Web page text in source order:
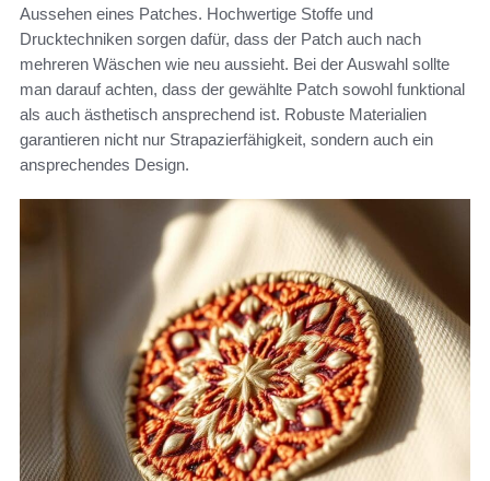
Aussehen eines Patches. Hochwertige Stoffe und
Drucktechniken sorgen dafür, dass der Patch auch nach
mehreren Wäschen wie neu aussieht. Bei der Auswahl sollte
man darauf achten, dass der gewählte Patch sowohl funktional
als auch ästhetisch ansprechend ist. Robuste Materialien
garantieren nicht nur Strapazierfähigkeit, sondern auch ein
ansprechendes Design.